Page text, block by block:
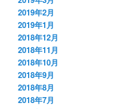
2019年2月
2019年1月
2018年12月
2018年11月
2018年10月
2018年9月
2018年8月
2018年7月